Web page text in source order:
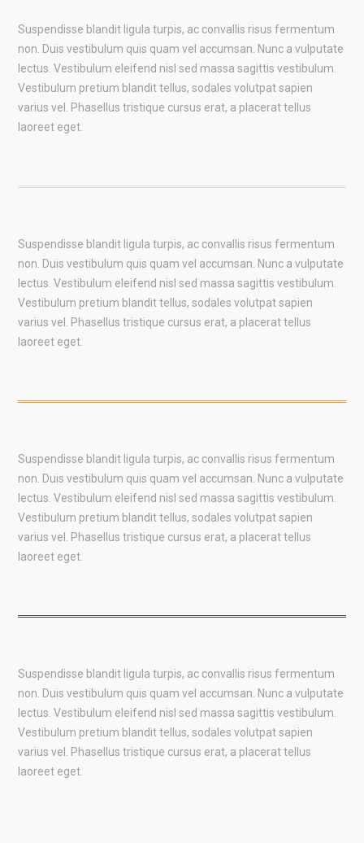
Suspendisse blandit ligula turpis, ac convallis risus fermentum
non. Duis vestibulum quis quam vel accumsan. Nunc a vulputate
lectus. Vestibulum eleifend nisl sed massa sagittis vestibulum.
Vestibulum pretium blandit tellus, sodales volutpat sapien
varius vel. Phasellus tristique cursus erat, a placerat tellus
laoreet eget.
Suspendisse blandit ligula turpis, ac convallis risus fermentum
non. Duis vestibulum quis quam vel accumsan. Nunc a vulputate
lectus. Vestibulum eleifend nisl sed massa sagittis vestibulum.
Vestibulum pretium blandit tellus, sodales volutpat sapien
varius vel. Phasellus tristique cursus erat, a placerat tellus
laoreet eget.
Suspendisse blandit ligula turpis, ac convallis risus fermentum
non. Duis vestibulum quis quam vel accumsan. Nunc a vulputate
lectus. Vestibulum eleifend nisl sed massa sagittis vestibulum.
Vestibulum pretium blandit tellus, sodales volutpat sapien
varius vel. Phasellus tristique cursus erat, a placerat tellus
laoreet eget.
Suspendisse blandit ligula turpis, ac convallis risus fermentum
non. Duis vestibulum quis quam vel accumsan. Nunc a vulputate
lectus. Vestibulum eleifend nisl sed massa sagittis vestibulum.
Vestibulum pretium blandit tellus, sodales volutpat sapien
varius vel. Phasellus tristique cursus erat, a placerat tellus
laoreet eget.